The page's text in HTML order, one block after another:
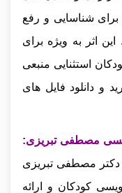
برای شناسایی و رفع
اثر به‌ ویژه برای
استثنایی منبعی
و دانلود فایل های
مصطفی تبریزی:
دکتر مصطفی تبریزی
کودکان و ارائه